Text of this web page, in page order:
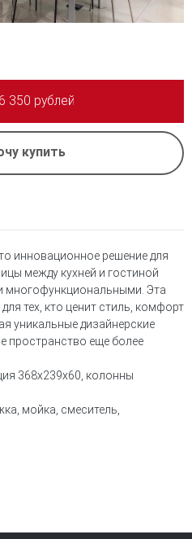
350 рублей
купить
инновационное решение для
между кухней и гостиной
многофункциональными. Эта
тех, кто ценит стиль, комфорт
уникальные дизайнерские
пространство еще более
368x239x60, колонны
мойка, смеситель,